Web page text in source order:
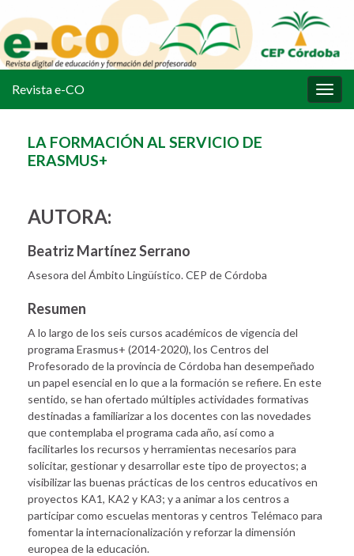
la
Revista e-CO
LA FORMACIÓN AL SERVICIO DE
ERASMUS+
AUTORA:
Beatriz Martínez Serrano
Asesora del Ámbito Lingüístico. CEP de Córdoba
Resumen
A lo largo de los seis cursos académicos de vigencia del
programa Erasmus+ (2014-2020), los Centros del
Profesorado de la provincia de Córdoba han desempeñado
un papel esencial en lo que a la formación se refiere. En este
sentido, se han ofertado múltiples actividades formativas
destinadas a familiarizar a los docentes con las novedades
que contemplaba el programa cada año, así como a
facilitarles los recursos y herramientas necesarios para
solicitar, gestionar y desarrollar este tipo de proyectos; a
visibilizar las buenas prácticas de los centros educativos en
proyectos KA1, KA2 y KA3; y a animar a los centros a
participar como escuelas mentoras y centros Telémaco para
fomentar la internacionalización y reforzar la dimensión
europea de la educación.